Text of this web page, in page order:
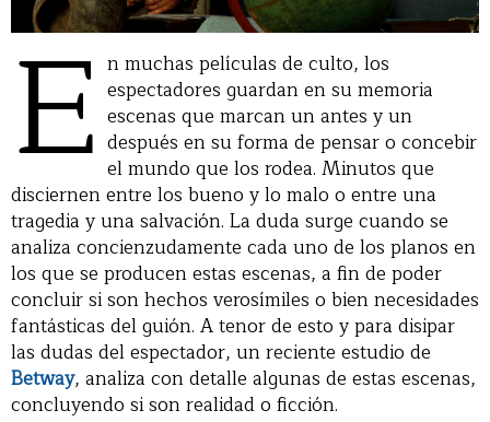
E n muchas películas de culto, los
espectadores guardan en su memoria
escenas que marcan un antes y un
después en su forma de pensar o concebir
el mundo que los rodea. Minutos que
disciernen entre los bueno y lo malo o entre una
tragedia y una salvación. La duda surge cuando se
analiza concienzudamente cada uno de los planos en
los que se producen estas escenas, a fin de poder
concluir si son hechos verosímiles o bien necesidades
fantásticas del guión. A tenor de esto y para disipar
las dudas del espectador, un reciente estudio de
Betway, analiza con detalle algunas de estas escenas,
concluyendo si son realidad o ficción.